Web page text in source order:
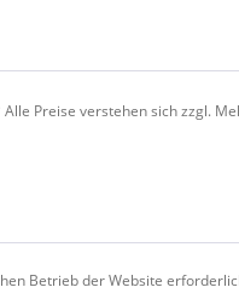
Preise verstehen sich zzgl.
Betrieb der Website